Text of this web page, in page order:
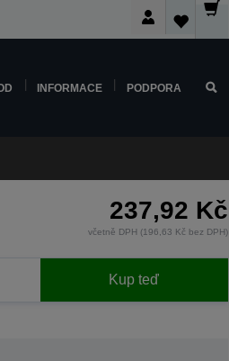
INFORMACE PODPORA
237,92 Kč
včetně DPH (196,63 Kč bez DPH)
Kup teď